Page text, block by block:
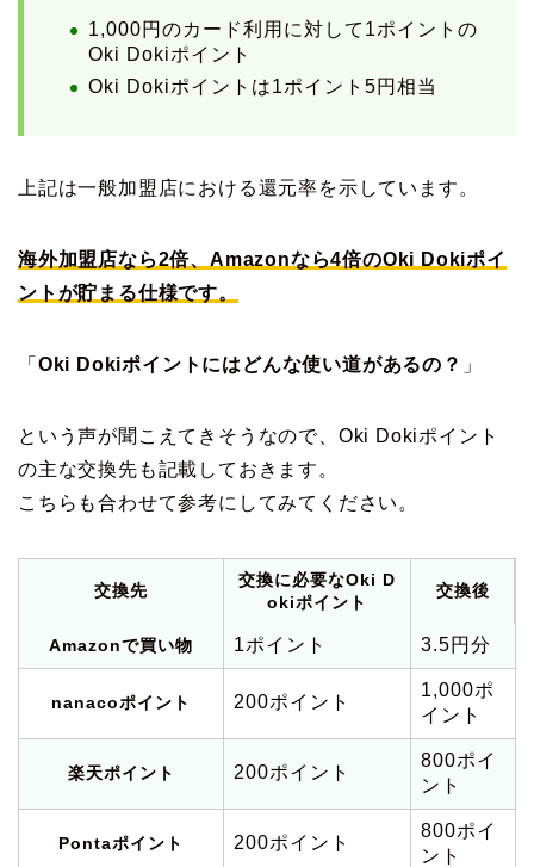
1,000円のカード利用に対して1ポイントの
Oki Dokiポイント
Oki Dokiポイントは1ポイント5円相当
上記は一般加盟店における還元率を示しています。
海外加盟店なら2倍、Amazonなら4倍のOki Dokiポイ
ントが貯まる仕様です。
「 Oki Dokiポイントにはどんな使い道があるの？ 」
という声が聞こえてきそうなので、Oki Dokiポイント
の主な交換先も記載しておきます。
こちらも合わせて参考にしてみてください。
交換先
交換に必要なOki D
okiポイント
交換後
Amazonで買い物 1ポイント 3.5円分
nanacoポイント 200ポイント
1,000ポ
イント
楽天ポイント 200ポイント
800ポイ
ント
Pontaポイント 200ポイント
800ポイ
ント